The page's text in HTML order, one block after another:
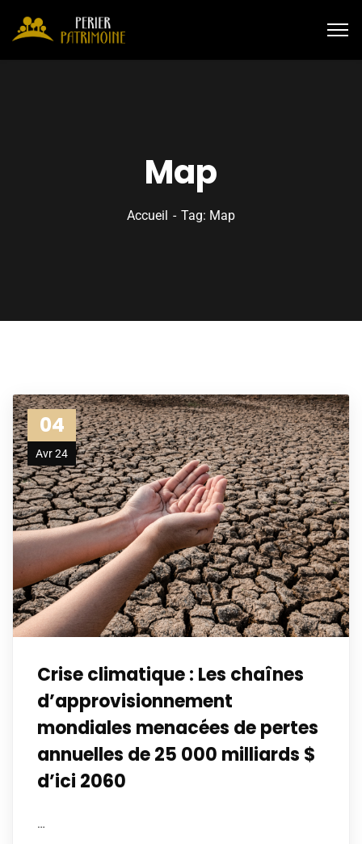
Map
Accueil Tag: Map
04
Avr 24
Crise climatique : Les chaînes
d’approvisionnement
mondiales menacées de pertes
annuelles de 25 000 milliards $
d’ici 2060
…